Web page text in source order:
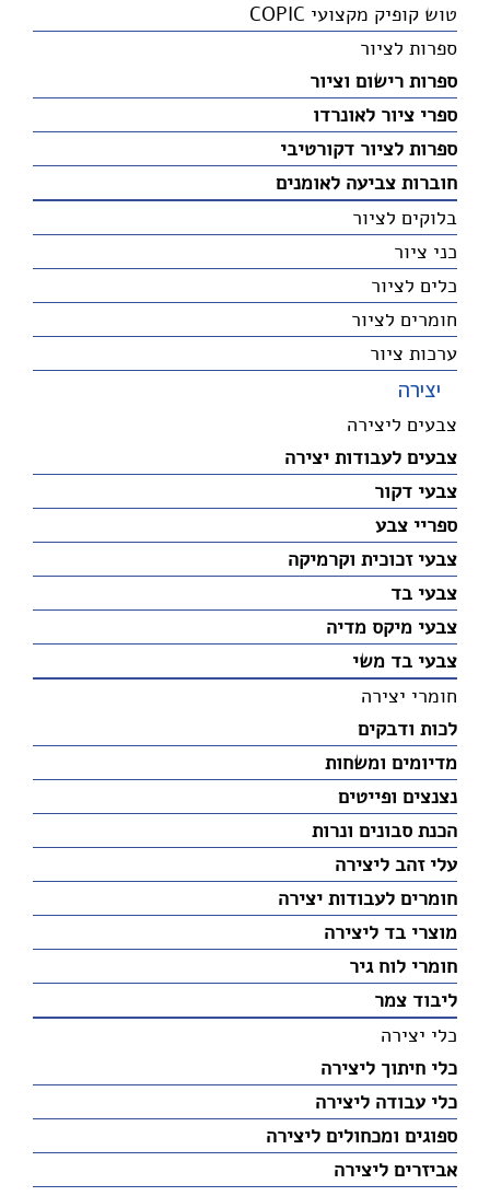
טוש קופיק מקצועי COPIC
ספרות לציור
ספרות רישום וציור
ספרי ציור לאונרדו
ספרות לציור דקורטיבי
חוברות צביעה לאומנים
בלוקים לציור
כני ציור
כלים לציור
חומרים לציור
ערכות ציור
יצירה
צבעים ליצירה
צבעים לעבודות יצירה
צבעי דקור
ספריי צבע
צבעי זכוכית וקרמיקה
צבעי בד
צבעי מיקס מדיה
צבעי בד משי
חומרי יצירה
לכות ודבקים
מדיומים ומשחות
נצנצים ופייטים
הכנת סבונים ונרות
עלי זהב ליצירה
חומרים לעבודות יצירה
מוצרי בד ליצירה
חומרי לוח גיר
ליבוד צמר
כלי יצירה
כלי חיתוך ליצירה
כלי עבודה ליצירה
ספוגים ומכחולים ליצירה
אביזרים ליצירה